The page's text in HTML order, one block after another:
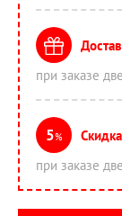
при заказе
5%
Скидка
при заказе